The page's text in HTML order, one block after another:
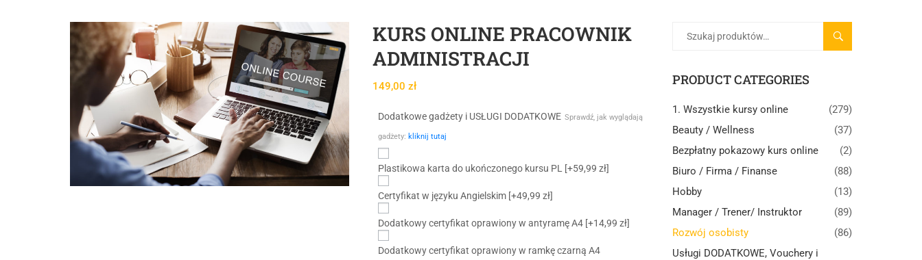
KURS ONLINE PRACOWNIK
ADMINISTRACJI
149,00 zł
Dodatkowe gadżety i USŁUGI DODATKOWE Sprawdź, jak wyglądają
gadżety: kliknij tutaj
Plastikowa karta do ukończonego kursu PL [+59,99 zł]
Certyfikat w języku Angielskim [+49,99 zł]
Dodatkowy certyfikat oprawiony w antyramę A4 [+14,99 zł]
Dodatkowy certyfikat oprawiony w ramkę czarną A4
SZUKAJ
PRODUCT CATEGORIES
1. Wszystkie kursy online
(279)
Beauty / Wellness
(37)
Bezpłatny pokazowy kurs online
(2)
Biuro / Firma / Finanse
(88)
Hobby
(13)
Manager / Trener/ Instruktor
(89)
Rozwój osobisty
(86)
Usługi DODATKOWE, Vouchery i